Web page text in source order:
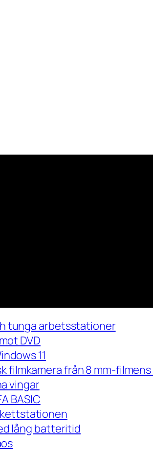
tunga arbetsstationer
DVD
11
filmkamera från 8 mm-
vingar
BASIC
lång batteritid